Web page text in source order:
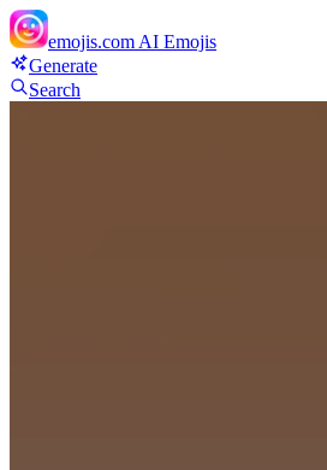
emojis.com AI Emojis
Generate
Search